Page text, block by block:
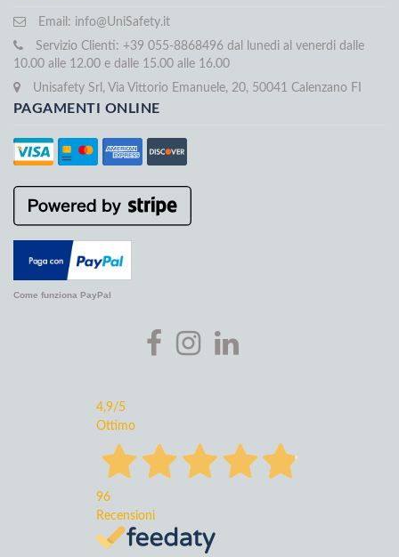
Email: info@UniSafety.it
Servizio Clienti: +39 055-8868496 dal lunedi al venerdi dalle
10.00 alle 12.00 e dalle 15.00 alle 16.00
Unisafety Srl, Via Vittorio Emanuele, 20, 50041 Calenzano FI
PAGAMENTI ONLINE
Come funziona PayPal
4,9/5
Ottimo
96
Recensioni